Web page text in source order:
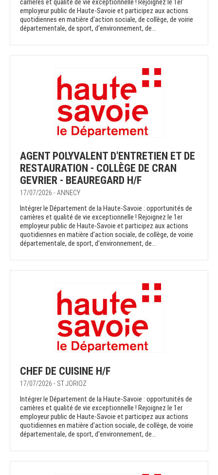
carrières et qualité de vie exceptionnelle ! Rejoignez le 1er
employeur public de Haute-Savoie et participez aux actions
quotidiennes en matière d'action sociale, de collège, de voirie
départementale, de sport, d'environnement, de...
AGENT POLYVALENT D'ENTRETIEN ET DE
RESTAURATION - COLLÈGE DE CRAN
GEVRIER - BEAUREGARD H/F
17/07/2026 - ANNECY
Intégrer le Département de la Haute-Savoie : opportunités de
carrières et qualité de vie exceptionnelle ! Rejoignez le 1er
employeur public de Haute-Savoie et participez aux actions
quotidiennes en matière d'action sociale, de collège, de voirie
départementale, de sport, d'environnement, de...
CHEF DE CUISINE H/F
17/07/2026 - ST JORIOZ
Intégrer le Département de la Haute-Savoie : opportunités de
carrières et qualité de vie exceptionnelle ! Rejoignez le 1er
employeur public de Haute-Savoie et participez aux actions
quotidiennes en matière d'action sociale, de collège, de voirie
départementale, de sport, d'environnement, de...